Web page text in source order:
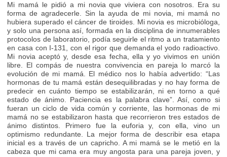
Mi mamá le pidió a mi novia que viviera con nosotros. Era su
forma de agradecerle. Sin la ayuda de mi novia, mi mamá no
hubiera superado el cáncer de tiroides. Mi novia es microbióloga,
y solo una persona así, formada en la disciplina de innumerables
protocolos de laboratorio, podía seguirle el ritmo a un tratamiento
en casa con I-131, con el rigor que demanda el yodo radioactivo.
Mi novia aceptó y, desde esa fecha, ella y yo vivimos en unión
libre. El compás de nuestra convivencia en pareja lo marcó la
evolución de mi mamá. El médico nos lo había advertido: “Las
hormonas de tu mamá están desequilibradas y no hay forma de
predecir en cuánto tiempo se estabilizarán, ni en torno a qué
estado de ánimo. Paciencia es la palabra clave”. Así, como si
fueran un ciclo de vida común y corriente, las hormonas de mi
mamá no se estabilizaron hasta que recorrieron tres estados de
ánimo distintos. Primero fue la euforia y, con ella, vino un
optimismo redundante. La mejor forma de describir esa etapa
inicial es a través de un capricho. A mi mamá se le metió en la
cabeza que mi cama era muy angosta para una pareja joven, y